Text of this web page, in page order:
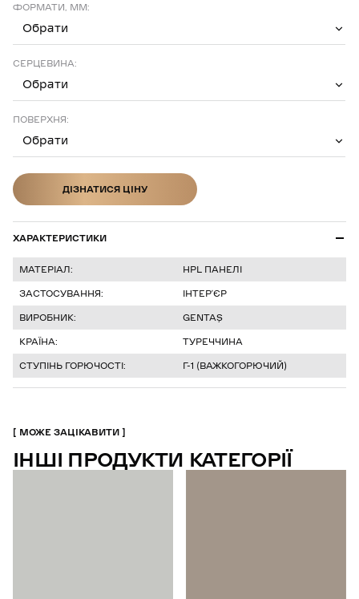
ФОРМАТИ, ММ:
Обрати
СЕРЦЕВИНА:
Обрати
ПОВЕРХНЯ:
Обрати
ДІЗНАТИСЯ ЦІНУ
ХАРАКТЕРИСТИКИ
МАТЕРІАЛ:
HPL ПАНЕЛІ
ЗАСТОСУВАННЯ:
ІНТЕР’ЄР
ВИРОБНИК:
GENTAŞ
КРАЇНА:
ТУРЕЧЧИНА
СТУПІНЬ ГОРЮЧОСТІ:
Г-1 (ВАЖКОГОРЮЧИЙ)
МОЖЕ ЗАЦІКАВИТИ
ІНШІ ПРОДУКТИ КАТЕГОРІЇ